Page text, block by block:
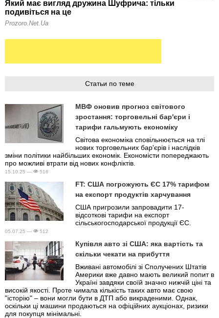
Статьи по теме
МВФ оновив прогноз світового
зростання: торговельні бар'єри і
тарифи гальмують економіку
Світова економіка сповільнюється на тлі
нових торговельних бар'єрів і наслідків
зміни політики найбільших економік. Економісти попереджають
про можливі втрати від нових конфліктів.
15.10.25 — 516
FT: США погрожують ЄС 17% тарифом
на експорт продуктів харчування
США пригрозили запровадити 17-
відсоткові тарифи на експорт
сільськогосподарської продукції ЄС.
05.07.25 — 512
Купівля авто зі США: яка вартість та
скільки чекати на прибуття
Вживані автомобілі зі Сполучених Штатів
Америки вже давно мають великий попит в
Україні завдяки своїй значно нижчій ціні та
високій якості. Проте чимала кількість таких авто має свою
"історію" – вони могли бути в ДТП або викраденими. Однак,
оскільки ці машини продаються на офіційних аукціонах, ризики
для покупця мінімальні.